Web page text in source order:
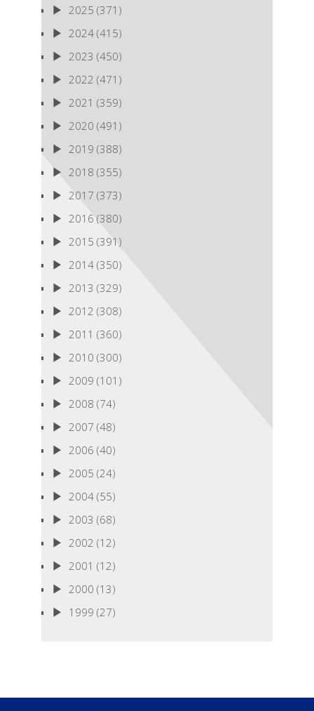
2025 (371)
2024 (415)
2023 (450)
2022 (471)
2021 (359)
2020 (491)
2019 (388)
2018 (355)
2017 (373)
2016 (380)
2015 (391)
2014 (350)
2013 (329)
2012 (308)
2011 (360)
2010 (300)
2009 (101)
2008 (74)
2007 (48)
2006 (40)
2005 (24)
2004 (55)
2003 (68)
2002 (12)
2001 (12)
2000 (13)
1999 (27)